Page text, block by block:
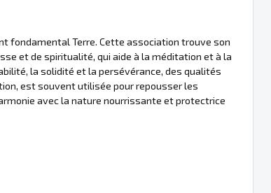
fondamental Terre. Cette association trouve son
et de spiritualité, qui aide à la méditation et à la
la solidité et la persévérance, des qualités
est souvent utilisée pour repousser les
avec la nature nourrissante et protectrice